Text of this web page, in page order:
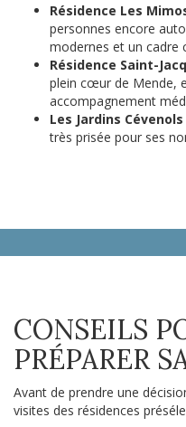
Résidence Les
personnes encore
modernes et un cadre
Résidence Saint-
plein cœur de Mende,
accompagnement
Les Jardins
très prisée pour ses
CONSEILS
PRÉPARER
Avant de prendre une
visites des résidences